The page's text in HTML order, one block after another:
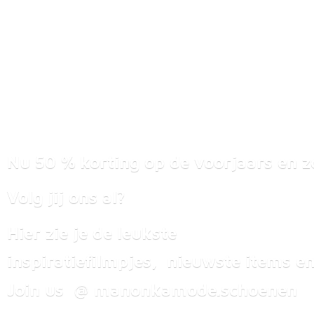
Nu 50 % korting op de voorjaars en
Volg jij ons al?
Hier zie je de leukste
inspiratiefilmpjes, nieuwste items
Join us @ manonkamode.schoenen